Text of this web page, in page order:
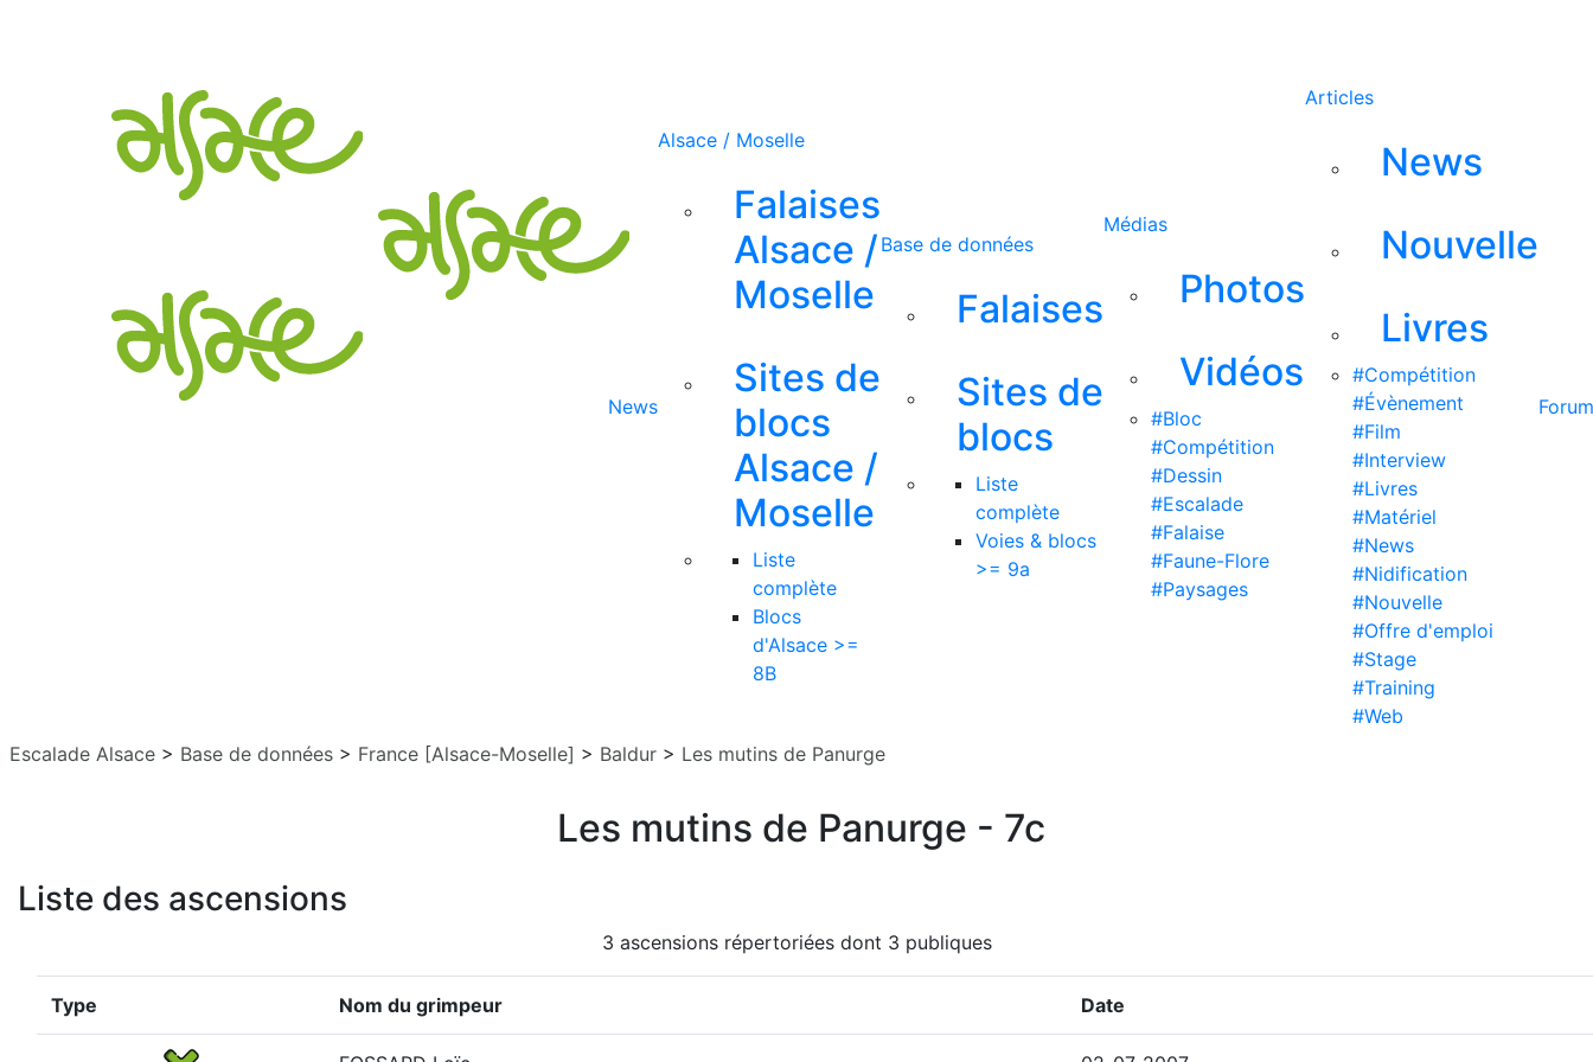
News
Alsace / Moselle
Falaises
Alsace /
Moselle
Sites de
blocs
Alsace /
Moselle
Liste
complète
Blocs
d'Alsace >=
8B
Base de données
Falaises
Sites de
blocs
Liste
complète
Voies & blocs
>= 9a
Médias
Photos
Vidéos
#Bloc
#Compétition
#Dessin
#Escalade
#Falaise
#Faune-Flore
#Paysages
Articles
News
Nouvelle
Livres
#Compétition
#Évènement
#Film
#Interview
#Livres
#Matériel
#News
#Nidification
#Nouvelle
#Offre d'emploi
#Stage
#Training
#Web
Forum
Escalade Alsace > Base de données > France [Alsace-Moselle] > Baldur > Les mutins de Panurge
Les mutins de Panurge - 7c
Liste des ascensions
3 ascensions répertoriées dont 3 publiques
Type Nom du grimpeur Date